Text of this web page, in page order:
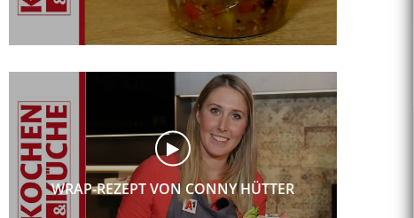
WRAP-REZEPT VON CONNY HÜTTER